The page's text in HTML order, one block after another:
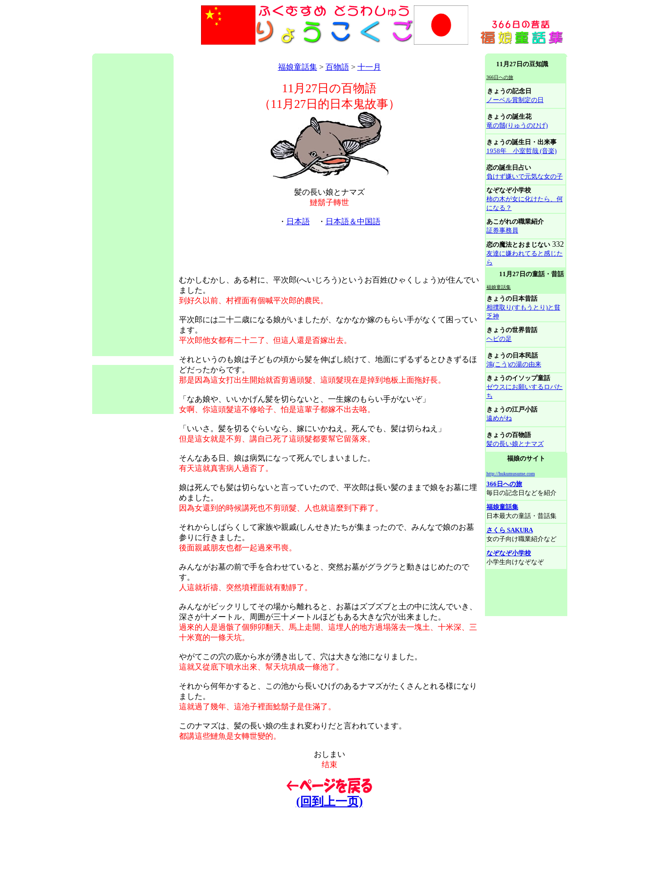
福娘童話集> 百物語> 十一月
11月27日の百物語
（11月27日的日本鬼故事）
髪の長い娘とナマズ
鰱鬍子轉世
・ 日本語・ 日本語＆中国語
むかしむかし、ある村に、平次郎(へいじろう)というお百姓(ひゃくしょう)が住んでい
ました。
到好久以前、村裡面有個喊平次郎的農民。
平次郎には二十二歳になる娘がいましたが、なかなか嫁のもらい手がなくて困ってい
ます。
平次郎他女都有二十二了、但這人還是㫘嫁出去。
それというのも娘は子どもの頃から髪を伸ばし続けて、地面にずるずるとひきずるほ
どだったからです。
那是因為這女打出生開始就㫘剪過頭髮、這頭髮現在是掉到地板上面拖好長。
「なあ娘や、いいかげん髪を切らないと、一生嫁のもらい手がないぞ」
女啊、你這頭髮這不修哈子、怕是這輩子都嫁不出去咯。
「いいさ。髪を切るぐらいなら、嫁にいかねえ。死んでも、髪は切らねえ」
但是這女就是不剪、講自己死了這頭髮都要幫它留落來。
そんなある日、娘は病気になって死んでしまいました。
有天這就真害病人過㫘了。
娘は死んでも髪は切らないと言っていたので、平次郎は長い髪のままで娘をお墓に埋
めました。
因為女還到的時候講死也不剪頭髮、人也就這麼到下葬了。
それからしばらくして家族や親戚(しんせき)たちが集まったので、みんなで娘のお墓
参りに行きました。
後面親戚朋友也都一起過來弔喪。
みんながお墓の前で手を合わせていると、突然お墓がグラグラと動きはじめたので
す。
人這就祈禱、突然墳裡面就有動靜了。
みんながビックリしてその場から離れると、お墓はズブズブと土の中に沈んでいき、
深さが十メートル、周囲が三十メートルほどもある大きな穴が出来ました。
過來的人是過骸了個卵卯翻天、馬上走開、這埋人的地方過塌落去一塊土、十米深、三
十米寬的一條天坑。
やがてこの穴の底から水が湧き出して、穴は大きな池になりました。
這就又從底下噴水出來、幫天坑填成一條池了。
それから何年かすると、この池から長いひげのあるナマズがたくさんとれる様になり
ました。
這就過了幾年、這池子裡面鯰鬍子是住滿了。
このナマズは、髪の長い娘の生まれ変わりだと言われています。
都講這些鰱魚是女轉世變的。
おしまい
结束
(回到上一页)
11月27日の豆知識
366日への旅
きょうの記念日
ノーベル賞制定の日
きょうの誕生花
竜の鬚(りゅうのひげ)
きょうの誕生日・出来事
1958年 小室哲哉 (音楽)
恋の誕生日占い
負けず嫌いで元気な女の子
なぞなぞ小学校
柿の木が女に化けたら、何
になる？
あこがれの職業紹介
証券事務員
恋の魔法とおまじない332
友達に嫌われてると感じた
ら
11月27日の童話・昔話
福娘童話集
きょうの日本昔話
相撲取り(すもうとり)と貧
乏神
きょうの世界昔話
ヘビの足
きょうの日本民話
鴻(こう)の湯の由来
きょうのイソップ童話
ゼウスにお願いするロバた
ち
きょうの江戸小話
遠めがね
きょうの百物語
髪の長い娘とナマズ
福娘のサイト
http://hukumusume.com
366日への旅
毎日の記念日などを紹介
福娘童話集
日本最大の童話・昔話集
さくら SAKURA
女の子向け職業紹介など
なぞなぞ小学校
小学生向けなぞなぞ